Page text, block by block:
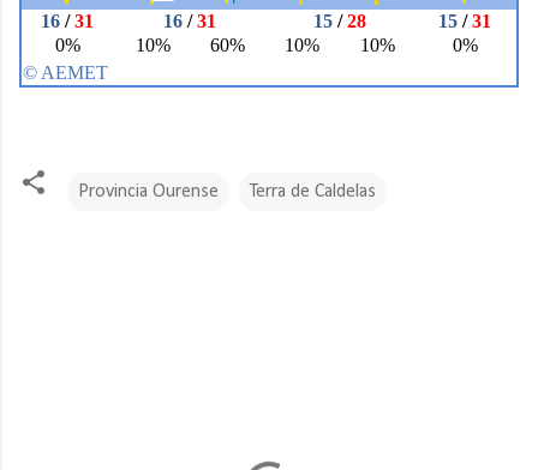
Provincia Ourense Terra de Caldelas